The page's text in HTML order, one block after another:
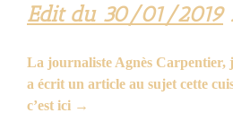
Edit du 30/01/2019
La journaliste Agnès Carpentier,
a écrit un article au sujet cette
c’est ici →